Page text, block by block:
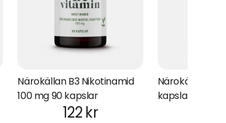
Närokällan B3 Nikotinamid
100 mg 90 kapslar
122 kr
Närokällan A-
kapslar